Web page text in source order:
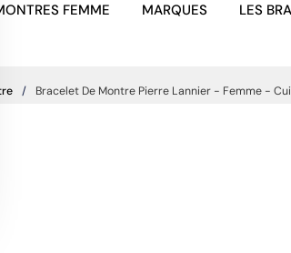
FEMME MARQUES LES
Bracelet De Montre Pierre Lannier - Femme -